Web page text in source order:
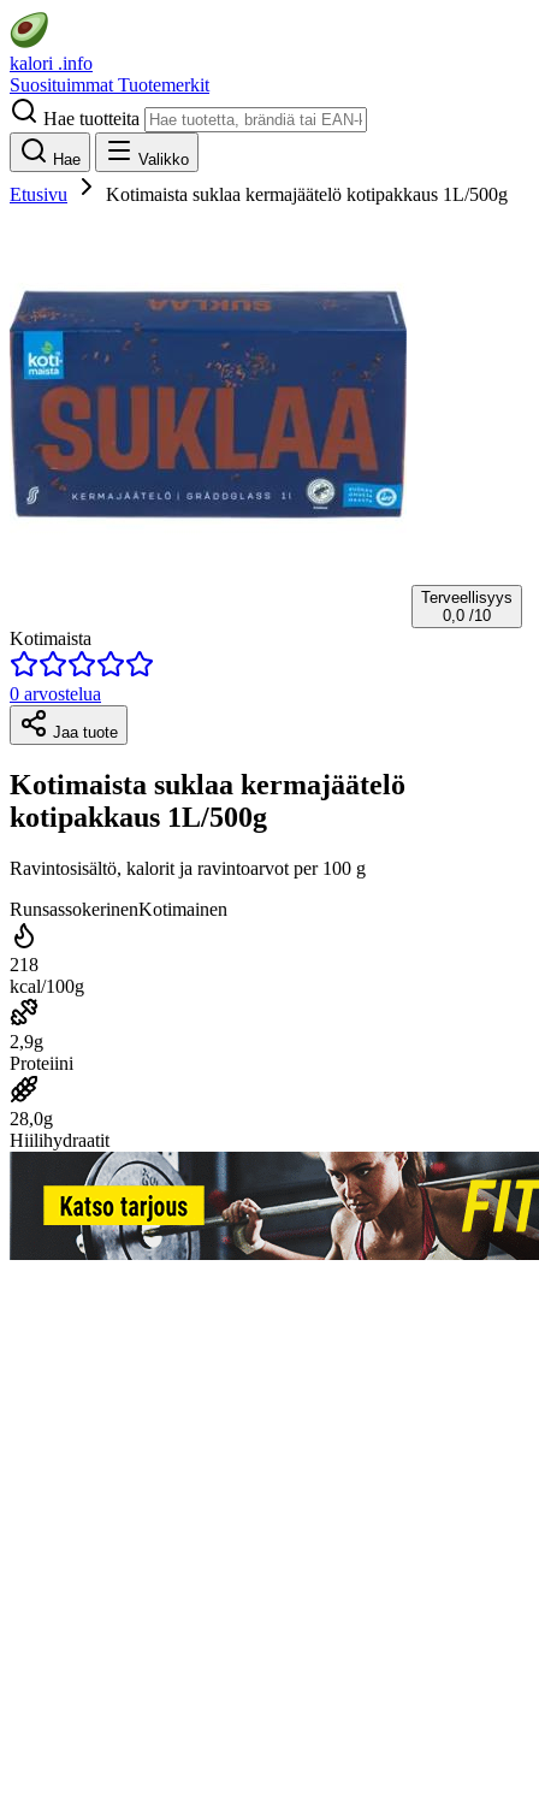
kalori .info
Suosituimmat Tuotemerkit
Hae tuotteita
Hae Valikko
Etusivu Kotimaista suklaa kermajäätelö kotipakkaus 1L/500g
Terveellisyys
0,0 /10
Kotimaista
0 arvostelua
Jaa tuote
Kotimaista suklaa kermajäätelö
kotipakkaus 1L/500g
Ravintosisältö, kalorit ja ravintoarvot per 100 g
RunsassokerinenKotimainen
218
kcal/100g
2,9g
Proteiini
28,0g
Hiilihydraatit